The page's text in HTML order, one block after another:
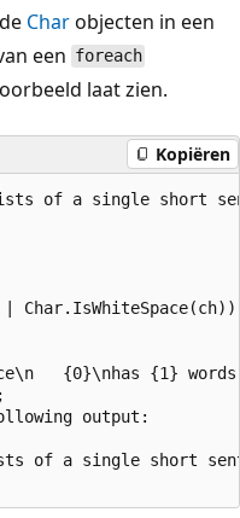
Charobjecten in een
een foreach
laat zien.
Kopiëren
of a single short
Char.IsWhiteSpace(ch))
{0}\nhas {1}
output:
of a single short